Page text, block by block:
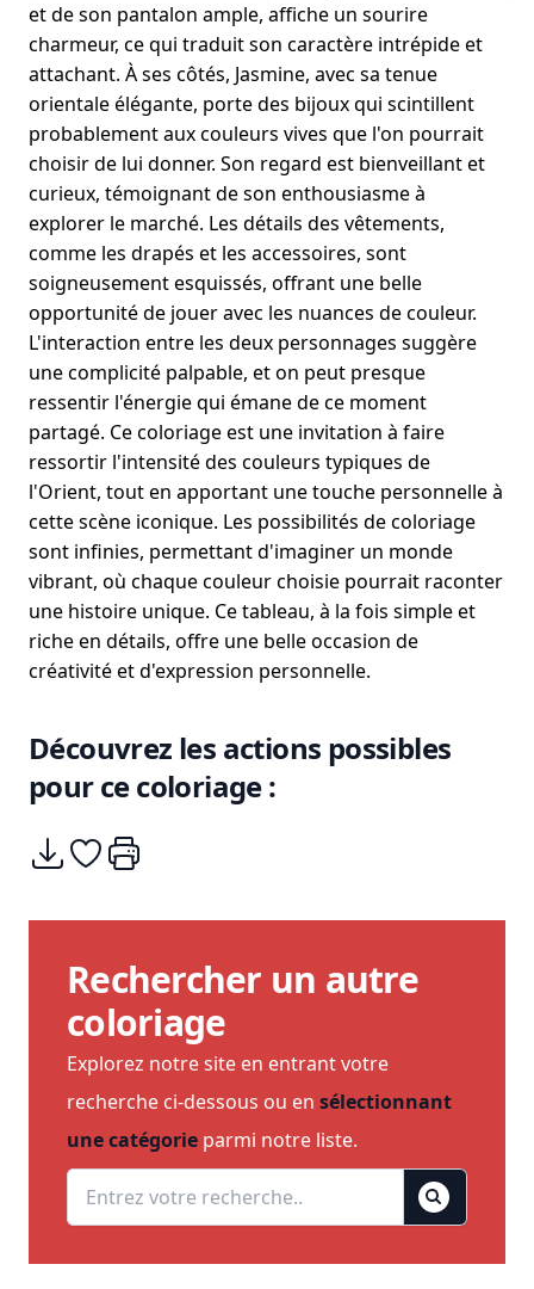
et de son pantalon ample, affiche un sourire
charmeur, ce qui traduit son caractère intrépide et
attachant. À ses côtés, Jasmine, avec sa tenue
orientale élégante, porte des bijoux qui scintillent
probablement aux couleurs vives que l'on pourrait
choisir de lui donner. Son regard est bienveillant et
curieux, témoignant de son enthousiasme à
explorer le marché. Les détails des vêtements,
comme les drapés et les accessoires, sont
soigneusement esquissés, offrant une belle
opportunité de jouer avec les nuances de couleur.
L'interaction entre les deux personnages suggère
une complicité palpable, et on peut presque
ressentir l'énergie qui émane de ce moment
partagé. Ce coloriage est une invitation à faire
ressortir l'intensité des couleurs typiques de
l'Orient, tout en apportant une touche personnelle à
cette scène iconique. Les possibilités de coloriage
sont infinies, permettant d'imaginer un monde
vibrant, où chaque couleur choisie pourrait raconter
une histoire unique. Ce tableau, à la fois simple et
riche en détails, offre une belle occasion de
créativité et d'expression personnelle.
Découvrez les actions possibles
pour ce coloriage :
Télécharger
Ajouter à mes coups de coeurs
Imprimer
Rechercher un autre
coloriage
Explorez notre site en entrant votre
recherche ci-dessous ou en sélectionnant
une catégorie parmi notre liste.